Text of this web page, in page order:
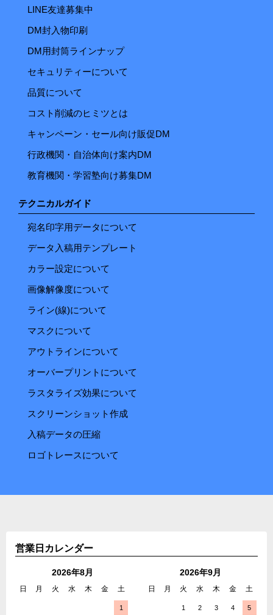
LINE友達募集中
DM封入物印刷
DM用封筒ラインナップ
セキュリティーについて
品質について
コスト削減のヒミツとは
キャンペーン・セール向け販促DM
行政機関・自治体向け案内DM
教育機関・学習塾向け募集DM
テクニカルガイド
宛名印字用データについて
データ入稿用テンプレート
カラー設定について
画像解像度について
ライン(線)について
マスクについて
アウトラインについて
オーバープリントについて
ラスタライズ効果について
スクリーンショット作成
入稿データの圧縮
ロゴトレースについて
営業日カレンダー
2026年8月
日 月 火 水 木 金 土
1
2026年9月
日 月 火 水 木 金 土
1 2 3 4 5